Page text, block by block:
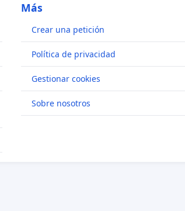
Más
Crear una petición
Política de privacidad
Gestionar cookies
Sobre nosotros